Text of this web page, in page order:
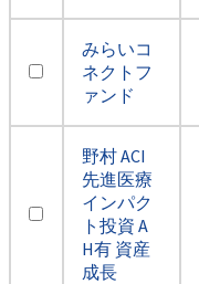
みらいコ
ネクトフ
ァンド
野村 ACI
先進医療
インパク
ト投資 A
H有 資産
成長